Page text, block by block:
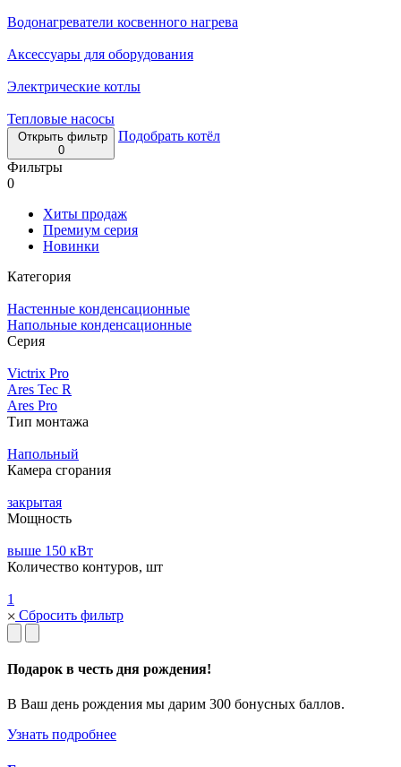
Водонагреватели косвенного нагрева
Аксессуары для оборудования
Электрические котлы
Тепловые насосы
Открыть фильтр
0
Подобрать котёл
Фильтры
0
Хиты продаж
Премиум серия
Новинки
Категория
Настенные конденсационные
Напольные конденсационные
Серия
Victrix Pro
Ares Tec R
Ares Pro
Тип монтажа
Напольный
Камера сгорания
закрытая
Мощность
выше 150 кВт
Количество контуров, шт
1
Сбросить фильтр
Подарок в честь дня рождения!
В Ваш день рождения мы дарим 300 бонусных баллов.
Узнать подробнее